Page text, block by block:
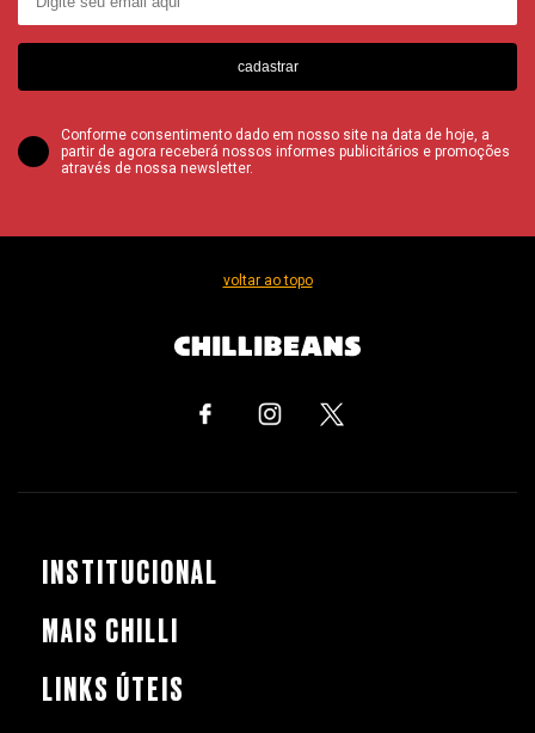
cadastrar
Conforme consentimento dado em nosso site na data de hoje, a
partir de agora receberá nossos informes publicitários e promoções
através de nossa newsletter.
voltar ao topo
INSTITUCIONAL
MAIS CHILLI
LINKS ÚTEIS